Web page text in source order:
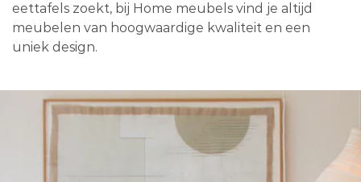
eettafels zoekt, bij Home meubels vind je altijd
meubelen van hoogwaardige kwaliteit en een
uniek design.